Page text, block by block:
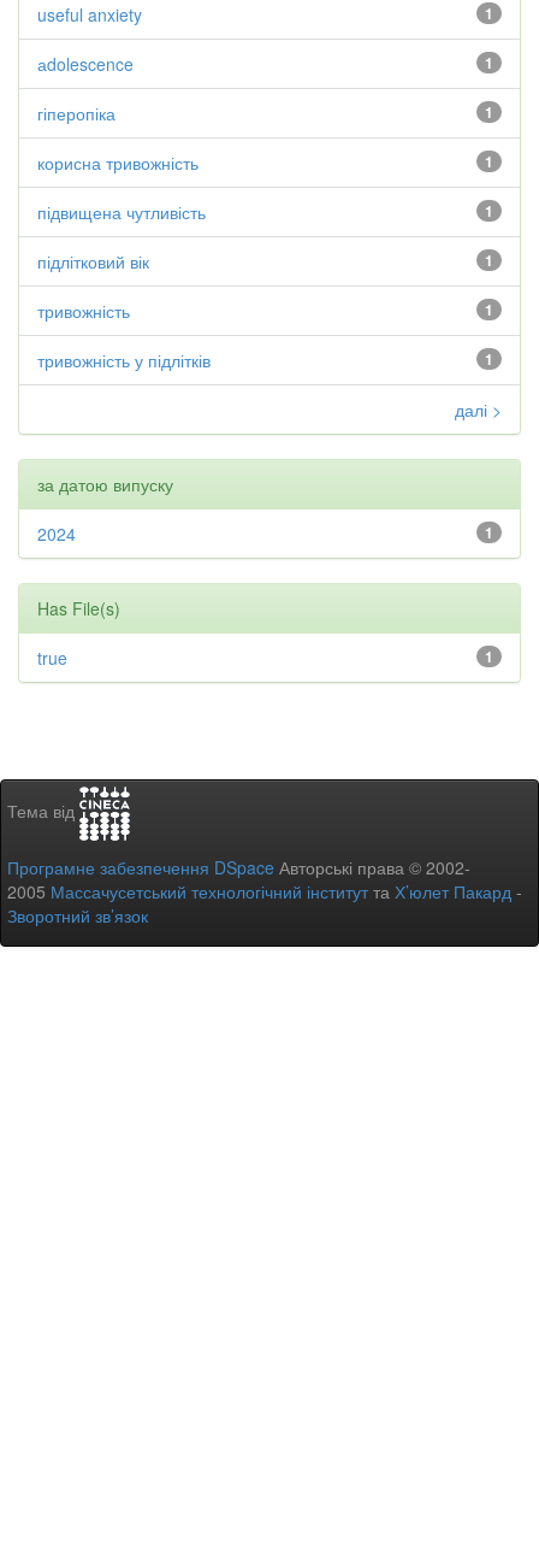
1
useful anxiety
1
аdolescence
1
гіперопіка
1
корисна тривожність
1
підвищена чутливість
1
підлітковий вік
1
тривожність
1
тривожність у підлітків
далі >
за датою випуску
1
2024
Has File(s)
1
true
Тема від
Програмне забезпечення DSpace Авторські права © 2002-
2005 Массачусетський технологічний інститутта Х’юлет Пакард -
Зворотний зв’язок